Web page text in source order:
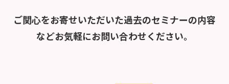
ご関心をお寄せいただいた過去のセミナーの内容
などお気軽にお問い合わせください。